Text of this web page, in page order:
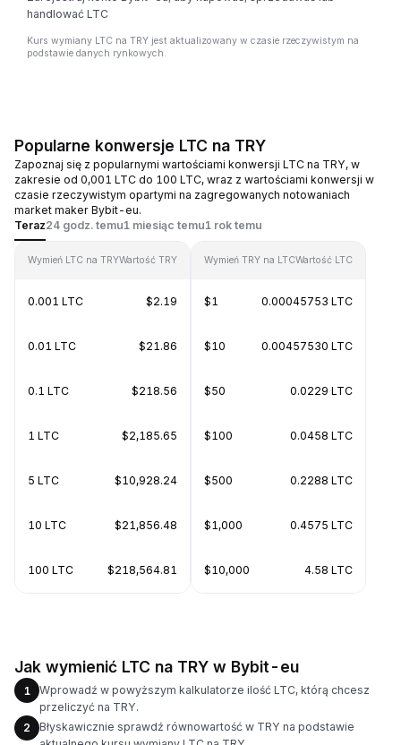
handlować LTC
Kurs wymiany LTC na TRY jest aktualizowany w czasie rzeczywistym na
podstawie danych rynkowych.
Popularne konwersje LTC na TRY
Zapoznaj się z popularnymi wartościami konwersji LTC na TRY, w
zakresie od 0,001 LTC do 100 LTC, wraz z wartościami konwersji w
czasie rzeczywistym opartymi na zagregowanych notowaniach
market maker Bybit-eu.
Teraz24 godz. temu1 miesiąc temu1 rok temu
Wymień LTC na TRYWartość TRY
0.001 LTC $2.19
0.01 LTC $21.86
0.1 LTC $218.56
1 LTC $2,185.65
5 LTC $10,928.24
10 LTC $21,856.48
100 LTC $218,564.81
Wymień TRY na LTCWartość LTC
$1 0.00045753 LTC
$10 0.00457530 LTC
$50 0.0229 LTC
$100 0.0458 LTC
$500 0.2288 LTC
$1,000 0.4575 LTC
$10,000 4.58 LTC
Jak wymienić LTC na TRY w Bybit-eu
1
Wprowadź w powyższym kalkulatorze ilość LTC, którą chcesz
przeliczyć na TRY.
2
Błyskawicznie sprawdź równowartość w TRY na podstawie